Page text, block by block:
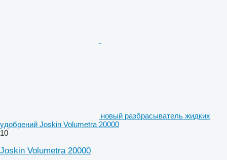
новый разбрасыватель жидких
удобрений Joskin Volumetra 20000
10
Joskin Volumetra 20000